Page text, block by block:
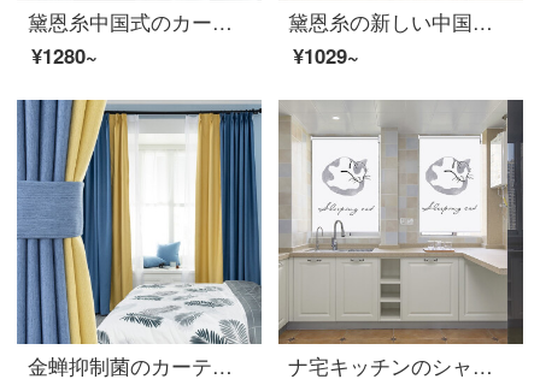
黛恩糸中国式のカーテンを注文して綿麻混紡の刺繍を作ってカーテンの遮光布をつなぎ合わせます。現代簡単な完成品のオーダーメイド布は幅一メートルです。何メートルで何枚か撮りますか？
¥1280~
黛恩糸の新しい中国式の刺繍のカーテンの完成品のリビングルームの豪華な半分の遮光カーテンのヨーロッパ式の寝室の翻り窓の新しい古典のカーテンのガーゼの一メートルごとに（無料のカーテンの頭と部品などを加工して別に計算します）は何メートルを要して何枚撮りますか？
¥1029~
金蝉抑制菌のカーテンは北欧を遮光しています。9色のオプションで寝室のカーテンをカスタマイズしました。生地は三色瑾で、色合わせのタイプは0.1メートルです。材料を使って写真を撮ります。
ナ宅キッチンのシャッター穴付き防水防油レストランの遮光キラー家庭用リフトアメリカーカーテンアメリカ式05（全遮光アップグレード）